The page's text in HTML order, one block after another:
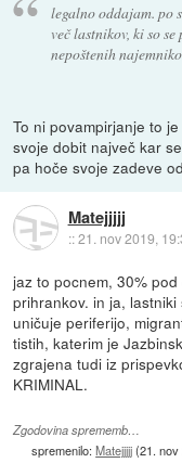
legalno oddajam. po
več lastnikov, ki so
nepoštenih
To ni povampirjanje to
svoje dobit največ kar
pa hoče svoje zadeve
Matejjjjj
::21. nov 2019,
jaz to pocnem, 30%
prihrankov. in ja,
uničuje periferijo,
tistih, katerim je
zgrajena tudi iz
KRIMINAL.
Zgodovina sprememb…
spremenilo:Matejjjjj(21. nov